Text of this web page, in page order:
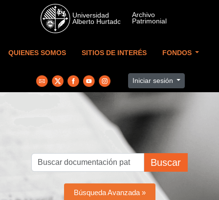
Skip to main content
QUIENES SOMOS SITIOS DE INTERÉS FONDOS
Iniciar sesión
Buscar
Búsqueda Avanzada »